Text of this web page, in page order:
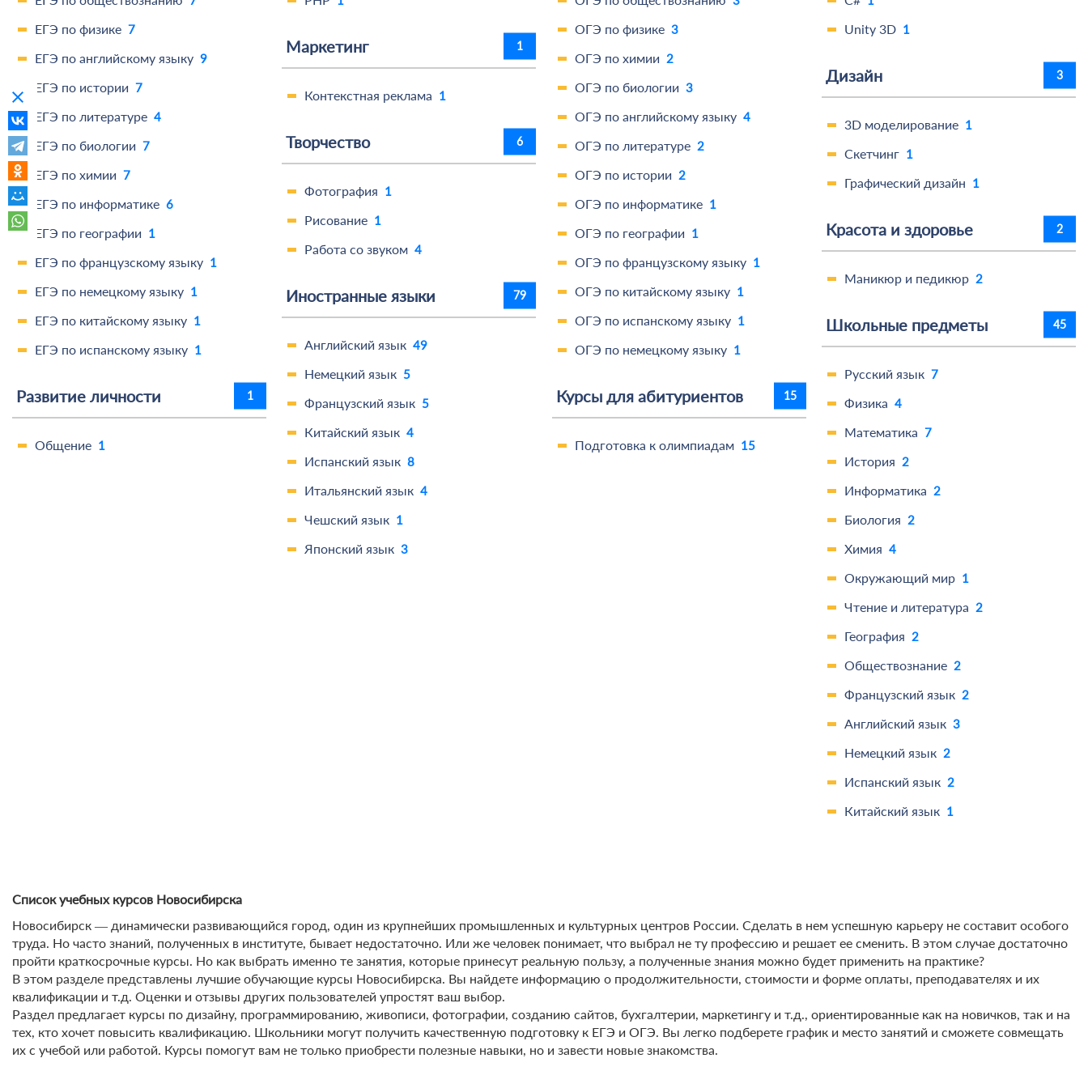
clear
ЕГЭ по физике 7
ЕГЭ по английскому языку 9
ЕГЭ по истории 7
ЕГЭ по литературе 4
ЕГЭ по биологии 7
ЕГЭ по химии 7
ЕГЭ по информатике 6
ЕГЭ по географии 1
ЕГЭ по французскому языку 1
ЕГЭ по немецкому языку 1
ЕГЭ по китайскому языку 1
ЕГЭ по испанскому языку 1
ОГЭ по физике 3
ОГЭ по химии 2
ОГЭ по биологии 3
ОГЭ по английскому языку 4
ОГЭ по литературе 2
ОГЭ по истории 2
ОГЭ по информатике 1
ОГЭ по географии 1
ОГЭ по французскому языку 1
ОГЭ по китайскому языку 1
ОГЭ по испанскому языку 1
ОГЭ по немецкому языку 1
Unity 3D 1
Маркетинг 1
Контекстная реклама 1
Дизайн 3
3D моделирование 1
Скетчинг 1
Графический дизайн 1
Творчество 6
Фотография 1
Рисование 1
Работа со звуком 4
Красота и здоровье 2
Маникюр и педикюр 2
Иностранные языки 79
Английский язык 49
Немецкий язык 5
Французский язык 5
Китайский язык 4
Испанский язык 8
Итальянский язык 4
Чешский язык 1
Японский язык 3
Школьные предметы 45
Русский язык 7
Физика 4
Математика 7
История 2
Информатика 2
Биология 2
Химия 4
Окружающий мир 1
Чтение и литература 2
География 2
Обществознание 2
Французский язык 2
Английский язык 3
Немецкий язык 2
Испанский язык 2
Китайский язык 1
Развитие личности 1
Общение 1
Курсы для абитуриентов 15
Подготовка к олимпиадам 15
Список учебных курсов Новосибирска
Новосибирск ― динамически развивающийся город, один из крупнейших промышленных и культурных центров России. Сделать в нем успешную карьеру не составит особого
труда. Но часто знаний, полученных в институте, бывает недостаточно. Или же человек понимает, что выбрал не ту профессию и решает ее сменить. В этом случае достаточно
пройти краткосрочные курсы. Но как выбрать именно те занятия, которые принесут реальную пользу, а полученные знания можно будет применить на практике?
В этом разделе представлены лучшие обучающие курсы Новосибирска. Вы найдете информацию о продолжительности, стоимости и форме оплаты, преподавателях и их
квалификации и т.д. Оценки и отзывы других пользователей упростят ваш выбор.
Раздел предлагает курсы по дизайну, программированию, живописи, фотографии, созданию сайтов, бухгалтерии, маркетингу и т.д., ориентированные как на новичков, так и на
тех, кто хочет повысить квалификацию. Школьники могут получить качественную подготовку к ЕГЭ и ОГЭ. Вы легко подберете график и место занятий и сможете совмещать
их с учебой или работой. Курсы помогут вам не только приобрести полезные навыки, но и завести новые знакомства.